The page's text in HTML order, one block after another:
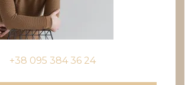
+38 095 384 36 24